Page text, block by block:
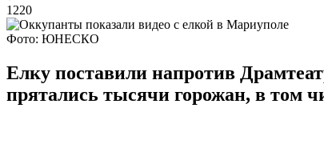
1220
Фото: ЮНЕСКО
Елку поставили напротив
прятались тысячи горожан, в том